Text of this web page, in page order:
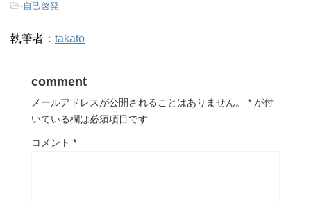
-自己啓発
執筆者： takato
comment
メールアドレスが公開されることはありません。 * が付
いている欄は必須項目です
コメント *